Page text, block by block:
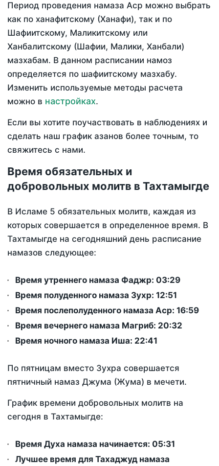
Период проведения намаза Аср можно выбрать
как по ханафитскому (Ханафи), так и по
Шафиитскому, Маликитскому или
Ханбалитскому (Шафии, Малики, Ханбали)
мазхабам. В данном расписании намоз
определяется по шафиитскому мазхабу.
Изменить используемые методы расчета
можно в настройках.
Если вы хотите поучаствовать в наблюдениях и
сделать наш график азанов более точным, то
свяжитесь с нами.
Время обязательных и
добровольных молитв в Тахтамыгде
В Исламе 5 обязательных молитв, каждая из
которых совершается в определенное время. В
Тахтамыгде на сегодняшний день расписание
намазов следующее:
Время утреннего намаза Фаджр: 03:29
Время полуденного намаза Зухр: 12:51
Время послеполуденного намаза Аср: 16:59
Время вечернего намаза Магриб: 20:32
Время ночного намаза Иша: 22:41
По пятницам вместо Зухра совершается
пятничный намаз Джума (Жума) в мечети.
График времени добровольных молитв на
сегодня в Тахтамыгде:
Время Духа намаза начинается: 05:31
Лучшее время для Тахаджуд намаза